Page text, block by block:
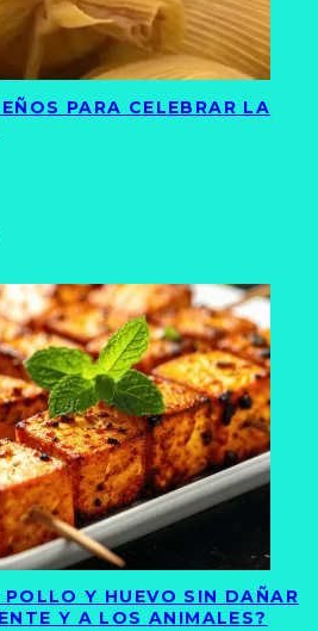
PARA CELEBRAR LA
POLLO Y HUEVO SIN DAÑAR
Y A LOS ANIMALES?